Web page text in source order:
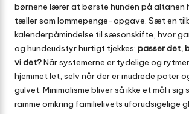
børnene lærer at børste hunden på
tæller som lommepenge-opgave. Sæt en
kalenderpåmindelse til sæsonskifte, hvor
og hundeudstyr hurtigt tjekkes: passer det,
vi det?Når systemerne er tydelige og
hjemmet let, selv når der er mudrede poter
gulvet. Minimalisme bliver så ikke et mål i sig
ramme omkring familielivets uforudsigelige